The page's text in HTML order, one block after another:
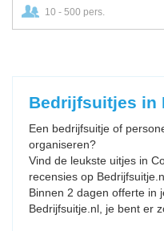
10 - 500 pers.
Bedrijfsuitjes in
Een bedrijfsuitje of
organiseren?
Vind de leukste uitjes in
recensies op
Binnen 2 dagen offerte in
Bedrijfsuitje.nl, je bent er